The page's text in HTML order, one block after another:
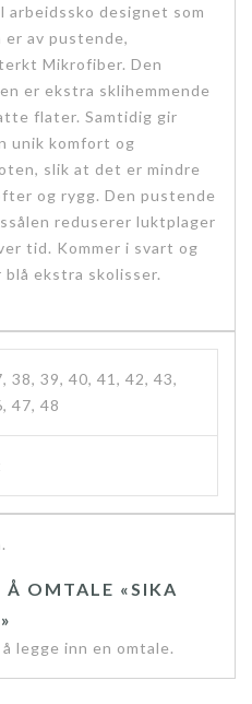
designet som
av pustende,
Mikrofiber. Den
er ekstra sklihemmende
flater. Samtidig gir
unik komfort og
slik at det er mindre
og rygg. Den pustende
reduserer luktplager
tid. Kommer i svart og
ekstra skolisser.
38, 39, 40, 41, 42, 43,
47, 48
OMTALE «SIKA
legge inn en omtale.